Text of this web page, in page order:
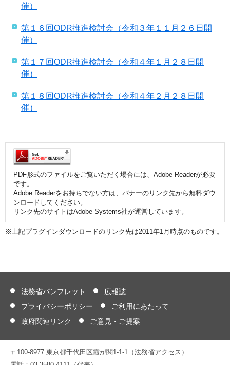
催）
第１６回ODR推進検討会（令和３年１１月２６日開
催）
第１７回ODR推進検討会（令和４年１月２８日開
催）
第１８回ODR推進検討会（令和４年２月２８日開
催）
PDF形式のファイルをご覧いただく場合には、Adobe Readerが必要
です。
Adobe Readerをお持ちでない方は、バナーのリンク先から無料ダウ
ンロードしてください。
リンク先のサイトはAdobe Systems社が運営しています。
※上記プラグインダウンロードのリンク先は2011年1月時点のものです。
法務省パンフレット
広報誌
プライバシーポリシー
ご利用にあたって
政府関連リンク
ご意見・ご提案
〒100-8977 東京都千代田区霞が関1-1-1（法務省アクセス）